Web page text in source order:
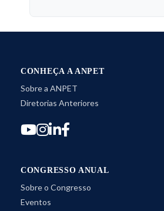
CONHEÇA A ANPET
Sobre a ANPET
Diretorias Anteriores
CONGRESSO ANUAL
Sobre o Congresso
Eventos